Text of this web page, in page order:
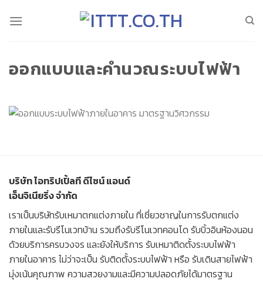
ออกแบบและคำนวณระบบไฟฟ้า
บริษัท ไอทริปเปิ้ลที ดีไซน์ แอนด์
เอ็นจิเนียริ่ง จำกัด
เราเป็นบริษัทรับเหมาตกแต่งภายใน ที่เชี่ยวชาญในการรับตกแต่ง
ภายในและรับรีโนเวทบ้าน รวมถึงรับรีโนเวทคอนโด รับบิ้วอินห้องนอน
ด้วยบริการครบวงจร และยังให้บริการ รับเหมาติดตั้งระบบไฟฟ้า
ภายในอาคาร ไม่ว่าจะเป็น รับติดตั้งระบบไฟฟ้า หรือ รับเดินสายไฟฟ้า
มุ่งเน้นคุณภาพ ความสวยงามและมีความปลอดภัยได้มาตรฐาน